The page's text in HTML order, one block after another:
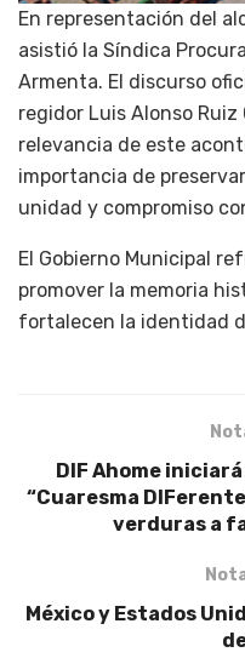
En representación del
asistió la Síndica
Armenta. El discurso
regidor Luis Alonso
relevancia de este
importancia de
unidad y compromiso
El Gobierno Municipal
promover la memoria
fortalecen la identidad
DIF Ahome
“Cuaresma
verduras a
México y Estados